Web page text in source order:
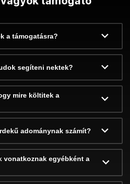
a támogatásra?
segíteni nektek?
mire költitek a
adománynak számít?
vonatkoznak egyébként a